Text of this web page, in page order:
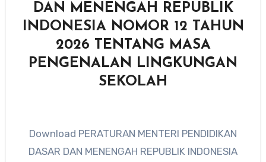
DAN MENENGAH REPUBLIK
INDONESIA NOMOR 12 TAHUN
2026 TENTANG MASA
PENGENALAN LINGKUNGAN
SEKOLAH
Download PERATURAN MENTERI PENDIDIKAN
DASAR DAN MENENGAH REPUBLIK INDONESIA